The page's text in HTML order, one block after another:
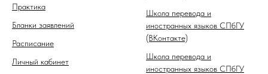
Практика
Бланки заявлений
Расписание
Личный кабинет
Школа перевода и
иностранных языков СПбГУ
(ВКонтакте)
Школа перевода и
иностранных языков СПбГУ